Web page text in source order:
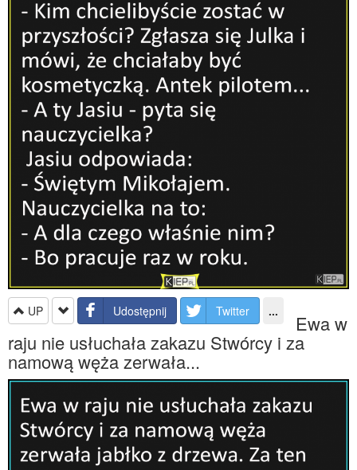
UP Udostępnij Twitter ... Ewa w
raju nie usłuchała zakazu Stwórcy i za
namową węża zerwała...